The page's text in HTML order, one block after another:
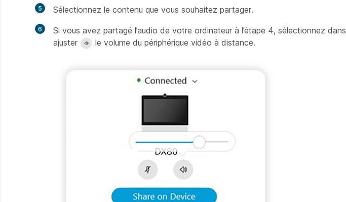
5 Sélectionnez le contenu que vous souhaitez partager.
6
Si vous avez partagé l’audio de votre ordinateur à l’étape 4, sélectionnez
ajuster
le volume du périphérique vidéo à distance.